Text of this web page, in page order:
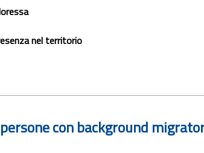
nel territorio
con background